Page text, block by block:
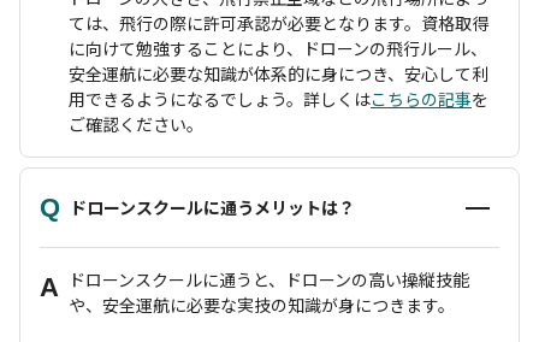
ては、飛行の際に許可承認が必要となります。資格取得
に向けて勉強することにより、ドローンの飛行ルール、
安全運航に必要な知識が体系的に身につき、安心して利
用できるようになるでしょう。詳しくはこちらの記事を
ご確認ください。
Q ドローンスクールに通うメリットは？
A ドローンスクールに通うと、ドローンの高い操縦技能
や、安全運航に必要な実技の知識が身につきます。